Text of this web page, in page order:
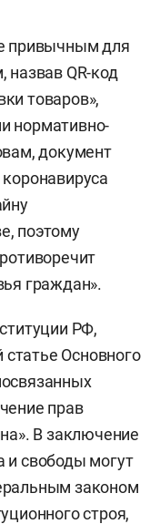
привычным для
назвав QR-код
товаров»,
нормативно-
документ
поэтому
граждан».
РФ,
статье Основного
прав
В заключение
и свободы могут
законом
строя,